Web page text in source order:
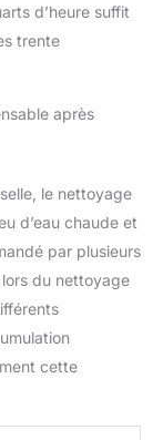
d’heure suffit
trente
après
le nettoyage
d’eau chaude et
par plusieurs
du nettoyage
cette